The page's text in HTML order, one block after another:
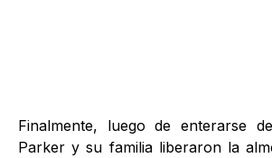
Finalmente, luego de enterarse
Parker y su familia liberaron la